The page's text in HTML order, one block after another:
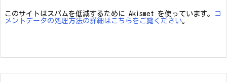
このサイトはスパムを低減するために Akismet を使っています。
コ
メントデータの処理方法の詳細はこちらをご覧ください。